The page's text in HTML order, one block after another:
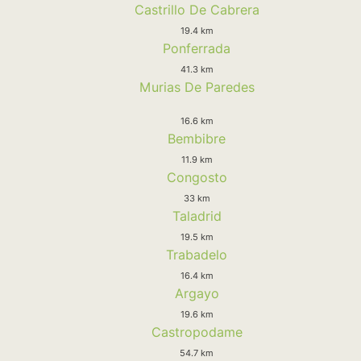
Castrillo De Cabrera
19.4 km
Ponferrada
41.3 km
Murias De Paredes
16.6 km
Bembibre
11.9 km
Congosto
33 km
Taladrid
19.5 km
Trabadelo
16.4 km
Argayo
19.6 km
Castropodame
54.7 km